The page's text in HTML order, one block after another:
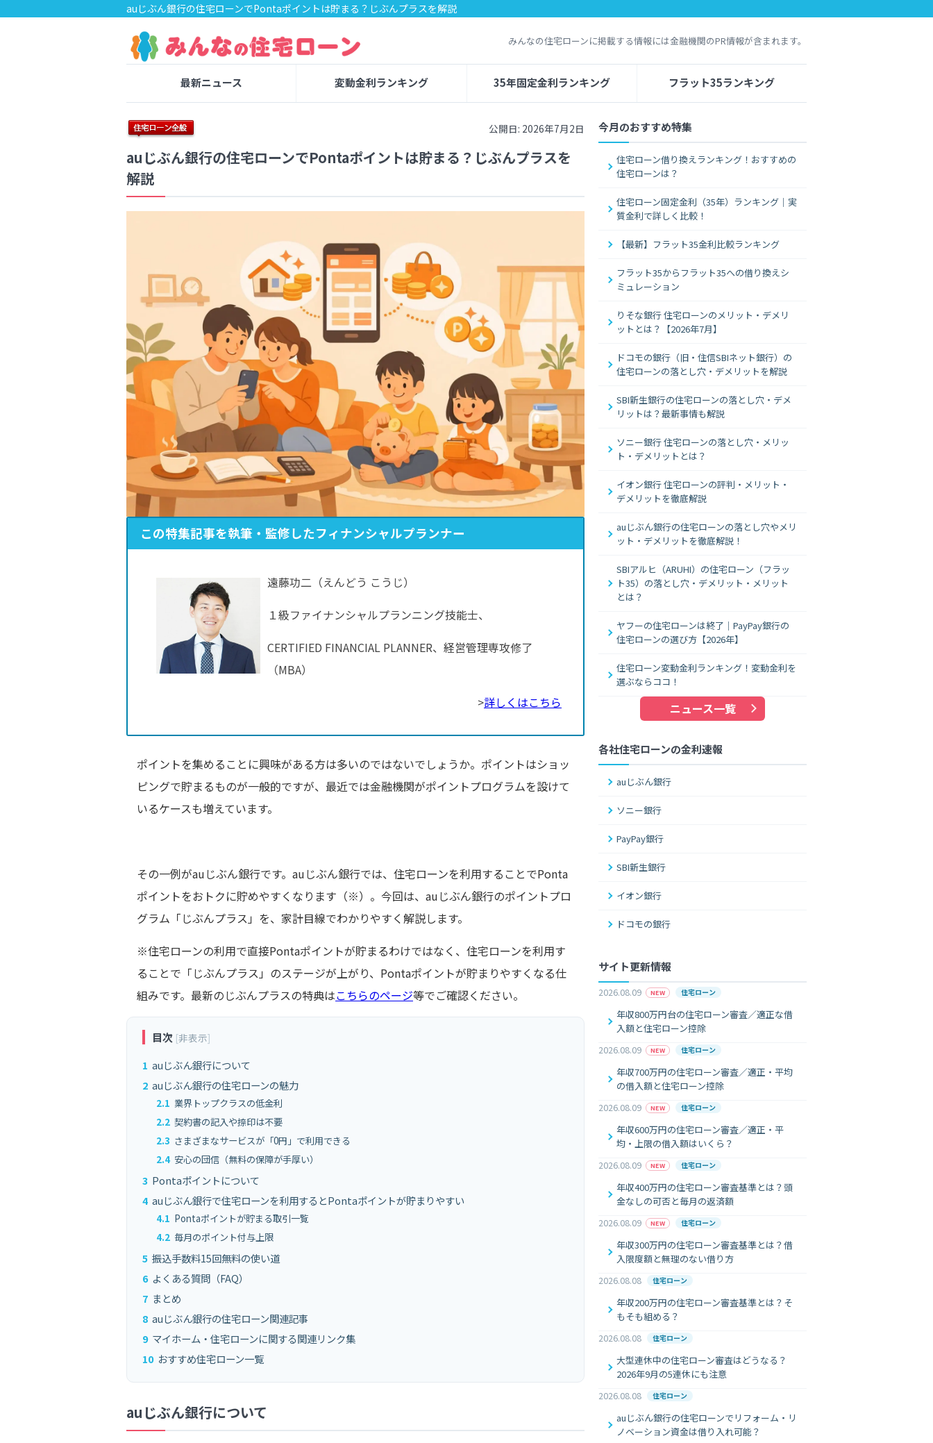
auじぶん銀行の住宅ローンでPontaポイントは貯まる？じぶんプラスを解説
みんなの住宅ローンに掲載する情報には金融機関のPR情報が含まれます。
最新ニュース 変動金利ランキング 35年固定金利ランキング フラット35ランキング
公開日: 2026年7月2日
auじぶん銀行の住宅ローンでPontaポイントは貯まる？じぶんプラスを
解説
この特集記事を執筆・監修したフィナンシャルプランナー
遠藤功二（えんどう こうじ）
１級ファイナンシャルプランニング技能士、
CERTIFIED FINANCIAL PLANNER、経営管理専攻修了
（MBA）
>詳しくはこちら
ポイントを集めることに興味がある方は多いのではないでしょうか。ポイントはショッ
ピングで貯まるものが一般的ですが、最近では金融機関がポイントプログラムを設けて
いるケースも増えています。
その一例がauじぶん銀行です。auじぶん銀行では、住宅ローンを利用することでPonta
ポイントをおトクに貯めやすくなります（※）。今回は、auじぶん銀行のポイントプロ
グラム「じぶんプラス」を、家計目線でわかりやすく解説します。
※住宅ローンの利用で直接Pontaポイントが貯まるわけではなく、住宅ローンを利用す
ることで「じぶんプラス」のステージが上がり、Pontaポイントが貯まりやすくなる仕
組みです。最新のじぶんプラスの特典はこちらのページ等でご確認ください。
目次 [非表示]
1 auじぶん銀行について
2 auじぶん銀行の住宅ローンの魅力
2.1 業界トップクラスの低金利
2.2 契約書の記入や捺印は不要
2.3 さまざまなサービスが「0円」で利用できる
2.4 安心の団信（無料の保障が手厚い）
3 Pontaポイントについて
4 auじぶん銀行で住宅ローンを利用するとPontaポイントが貯まりやすい
4.1 Pontaポイントが貯まる取引一覧
4.2 毎月のポイント付与上限
5 振込手数料15回無料の使い道
6 よくある質問（FAQ）
7 まとめ
8 auじぶん銀行の住宅ローン関連記事
9 マイホーム・住宅ローンに関する関連リンク集
10 おすすめ住宅ローン一覧
auじぶん銀行について
今月のおすすめ特集
住宅ローン借り換えランキング！おすすめの
住宅ローンは？
住宅ローン固定金利（35年）ランキング｜実
質金利で詳しく比較！
【最新】フラット35金利比較ランキング
フラット35からフラット35への借り換えシ
ミュレーション
りそな銀行 住宅ローンのメリット・デメリ
ットとは？【2026年7月】
ドコモの銀行（旧・住信SBIネット銀行）の
住宅ローンの落とし穴・デメリットを解説
SBI新生銀行の住宅ローンの落とし穴・デメ
リットは？最新事情も解説
ソニー銀行 住宅ローンの落とし穴・メリッ
ト・デメリットとは？
イオン銀行 住宅ローンの評判・メリット・
デメリットを徹底解説
auじぶん銀行の住宅ローンの落とし穴やメリ
ット・デメリットを徹底解説！
SBIアルヒ（ARUHI）の住宅ローン（フラッ
ト35）の落とし穴・デメリット・メリット
とは？
ヤフーの住宅ローンは終了｜PayPay銀行の
住宅ローンの選び方【2026年】
住宅ローン変動金利ランキング！変動金利を
選ぶならココ！
ニュース一覧
各社住宅ローンの金利速報
auじぶん銀行
ソニー銀行
PayPay銀行
SBI新生銀行
イオン銀行
ドコモの銀行
サイト更新情報
2026.08.09 NEW 住宅ローン
年収800万円台の住宅ローン審査／適正な借
入額と住宅ローン控除
2026.08.09
NEW 住宅ローン
年収700万円の住宅ローン審査／適正・平均
の借入額と住宅ローン控除
2026.08.09
NEW 住宅ローン
年収600万円の住宅ローン審査／適正・平
均・上限の借入額はいくら？
2026.08.09
NEW 住宅ローン
年収400万円の住宅ローン審査基準とは？頭
金なしの可否と毎月の返済額
2026.08.09
NEW 住宅ローン
年収300万円の住宅ローン審査基準とは？借
入限度額と無理のない借り方
2026.08.08
住宅ローン
年収200万円の住宅ローン審査基準とは？そ
もそも組める？
2026.08.08
住宅ローン
大型連休中の住宅ローン審査はどうなる？
2026年9月の5連休にも注意
2026.08.08
住宅ローン
auじぶん銀行の住宅ローンでリフォーム・リ
ノベーション資金は借り入れ可能？